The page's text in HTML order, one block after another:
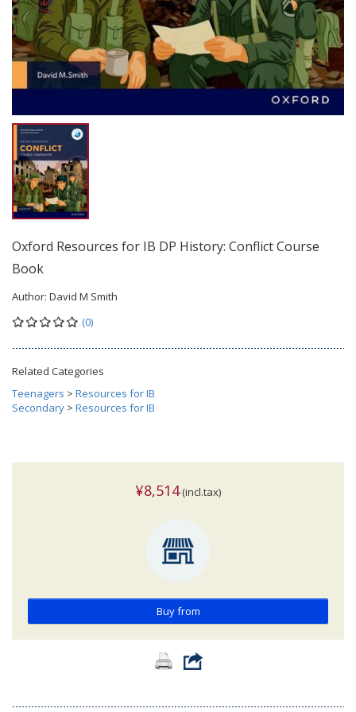
Oxford Resources for IB DP History: Conflict Course
Book
Author: David M Smith
(0)
Related Categories
Teenagers > Resources for IB
Secondary > Resources for IB
¥8,514(incl.tax)
Buy from